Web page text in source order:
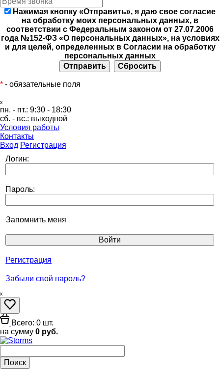
Нажимая кнопку «Отправить», я даю свое согласие
на обработку моих персональных данных, в
соответствии с Федеральным законом от 27.07.2006
года №152-ФЗ «О персональных данных», на условиях
и для целей, определенных в Согласии на обработку
персональных данных
* - обязательные поля
ₓ
пн. - пт.: 9:30 - 18:30
сб. - вс.: выходной
Условия работы
Контакты
Вход Регистрация
Логин:
Пароль:
Запомнить меня
Регистрация
Забыли свой пароль?
ₓ
Всего: 0 шт.
на сумму 0 руб.